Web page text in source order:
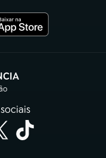
nova aba)